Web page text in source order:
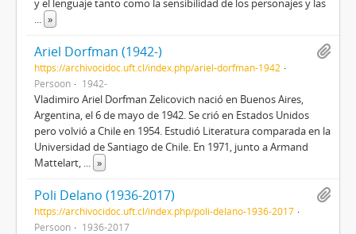
y el lenguaje tanto como la sensibilidad de los personajes y las
... »
Ariel Dorfman (1942-)
https://archivocidoc.uft.cl/index.php/ariel-dorfman-1942
Persoon
1942-
Vladimiro Ariel Dorfman Zelicovich nació en Buenos Aires,
Argentina, el 6 de mayo de 1942. Se crió en Estados Unidos
pero volvió a Chile en 1954. Estudió Literatura comparada en la
Universidad de Santiago de Chile. En 1971, junto a Armand
Mattelart, ... »
Poli Delano (1936-2017)
https://archivocidoc.uft.cl/index.php/poli-delano-1936-2017
Persoon
1936-2017